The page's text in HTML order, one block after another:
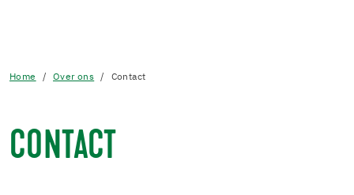
Home Over ons Contact
CONTACT